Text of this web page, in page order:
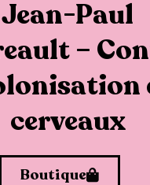
Jean-Paul
–
cerveaux
Boutique